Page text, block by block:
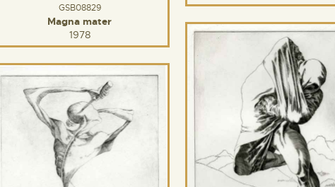
GSB08829
Magna mater
1978